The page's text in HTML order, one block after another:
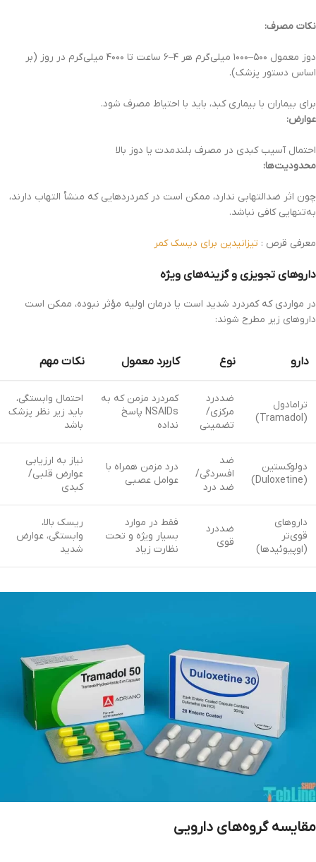
نکات مصرف:
دوز معمول ۵۰۰–۱۰۰۰ میلی‌گرم هر ۴–۶ ساعت تا ۴۰۰۰ میلی‌گرم در روز (بر
اساس دستور پزشک).
برای بیماران با بیماری کبد، باید با احتیاط مصرف شود.
عوارض:
احتمال آسیب کبدی در مصرف بلندمدت یا دوز بالا
محدودیت‌ها:
چون اثر ضدالتهابی ندارد، ممکن است در کمردردهایی که منشأ التهاب دارند،
به‌تنهایی کافی نباشد.
معرفی قرص : تیزانیدین برای دیسک کمر
داروهای تجویزی و گزینه‌های ویژه
در مواردی که کمردرد شدید است یا درمان اولیه مؤثر نبوده، ممکن است
داروهای زیر مطرح شوند:
دارو نوع کاربرد معمول نکات مهم
ترامادول
(Tramadol)
ضددرد
مرکزی/
تضمینی
کمردرد مزمن که به
NSAIDs پاسخ
نداده
احتمال وابستگی،
باید زیر نظر پزشک
باشد
دولوکستین
(Duloxetine)
ضد
افسردگی/
ضد درد
درد مزمن همراه با
عوامل عصبی
نیاز به ارزیابی
عوارض قلبی/
کبدی
داروهای
قوی‌تر
(اوپیوئیدها)
ضددرد
قوی
فقط در موارد
بسیار ویژه و تحت
نظارت زیاد
ریسک بالا،
وابستگی، عوارض
شدید
مقایسه گروه‌های دارویی